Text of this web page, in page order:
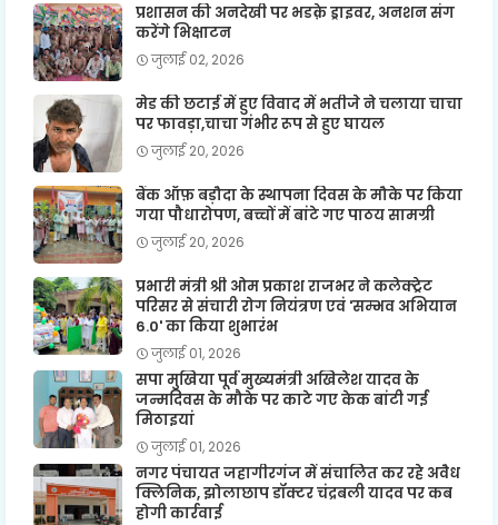
प्रशासन की अनदेखी पर भडक़े ड्राइवर, अनशन संग
करेंगे भिक्षाटन
जुलाई 02, 2026
मेड की छटाई में हुए विवाद में भतीजे ने चलाया चाचा
पर फावड़ा,चाचा गंभीर रूप से हुए घायल
जुलाई 20, 2026
बैंक ऑफ़ बड़ौदा के स्थापना दिवस के मौके पर किया
गया पौधारोपण, बच्चों में बांटे गए पाठय सामग्री
जुलाई 20, 2026
प्रभारी मंत्री श्री ओम प्रकाश राजभर ने कलेक्ट्रेट
परिसर से संचारी रोग नियंत्रण एवं 'सम्भव अभियान
6.0' का किया शुभारंभ
जुलाई 01, 2026
सपा मुखिया पूर्व मुख्यमंत्री अखिलेश यादव के
जन्मदिवस के मौके पर काटे गए केक बांटी गई
मिठाइयां
जुलाई 01, 2026
नगर पंचायत जहागीरगंज में संचालित कर रहे अवैध
क्लिनिक, झोलाछाप डॉक्टर चंद्रबली यादव पर कब
होगी कार्रवाई